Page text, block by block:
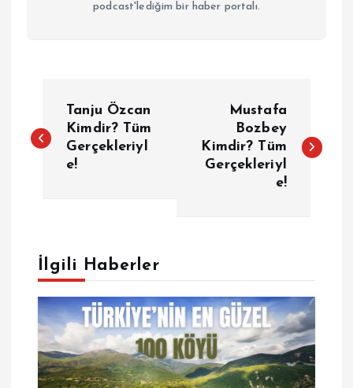
podcast'lediğim bir haber portalı.
a
g
e
z
Tanju Özcan
Kimdir? Tüm
Gerçekleriyl
e!
Mustafa
Bozbey
Kimdir? Tüm
Gerçekleriyl
e!
İlgili Haberler